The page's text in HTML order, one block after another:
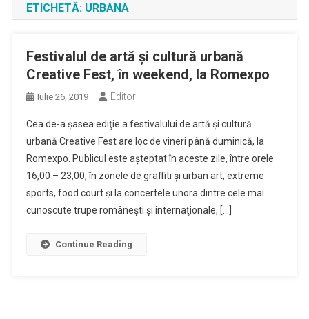
ETICHETĂ: URBANA
Festivalul de artă şi cultură urbană
Creative Fest, în weekend, la Romexpo
Iulie 26, 2019 Editor
Cea de-a şasea ediţie a festivalului de artă şi cultură
urbană Creative Fest are loc de vineri până duminică, la
Romexpo. Publicul este aşteptat în aceste zile, între orele
16,00 – 23,00, în zonele de graffiti şi urban art, extreme
sports, food court şi la concertele unora dintre cele mai
cunoscute trupe româneşti şi internaţionale, […]
Continue Reading